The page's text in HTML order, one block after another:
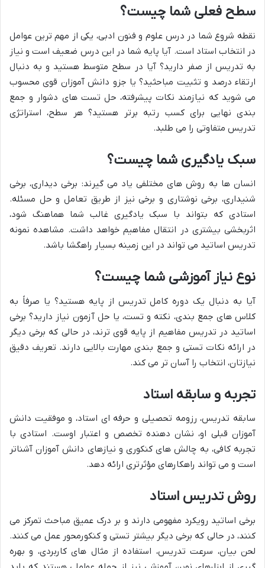
سطح فعلی شما چیست؟
نقطه شروع شما در درس علوم و فنون ادبی، یکی از مهم ترین عوامل
در انتخاب استاد است. آیا پایه شما در این درس ضعیف است و نیاز
به تدریس از صفر دارید؟ آیا در سطح متوسط هستید و به دنبال
ارتقاء درصد و تثبیت مباحثید؟ یا جزو دانش آموزان قوی محسوب
می شوید که نیازمند نکات پیشرفته، حل تست های دشوار و جمع
بندی نهایی برای کسب رتبه برتر هستید؟ هر سطح، استراتژی
تدریس متفاوتی را می طلبد.
سبک یادگیری شما چیست؟
انسان ها به روش های مختلفی یاد می گیرند: برخی دیداری، برخی
شنیداری، برخی نوشتاری و برخی نیز از طریق تعامل و حل مسئله.
استادی که بتواند با سبک یادگیری غالب شما هماهنگ شود،
اثربخشی بیشتری در انتقال مفاهیم خواهد داشت. مشاهده نمونه
تدریس اساتید می تواند در این زمینه بسیار راهگشا باشد.
نوع نیاز آموزشی شما چیست؟
آیا به دنبال یک دوره کامل تدریس از پایه هستید؟ یا صرفاً به
کلاس های جمع بندی، نکته و تست، یا حل آزمون نیاز دارید؟ برخی
اساتید در تدریس مفاهیم از پایه قوی ترند، در حالی که برخی دیگر
در ارائه نکات تستی و جمع بندی مهارت بالایی دارند. تعریف دقیق
نیازتان، انتخاب را آسان تر می کند.
تجربه و سابقه استاد
سابقه تدریس، رزومه تحصیلی و حرفه ای استاد، و موفقیت دانش
آموزان قبلی او، نشان دهنده تخصص و اعتبار اوست. استادی با
تجربه کافی، به چالش های کنکوری و نیازهای دانش آموزان آشناتر
است و می تواند راهکارهای مؤثرتری ارائه دهد.
روش تدریس استاد
برخی اساتید رویکرد مفهومی دارند و بر درک عمیق مباحث تمرکز می
کنند، در حالی که برخی دیگر بیشتر تستی و کنکورمحور عمل می کنند.
لحن بیان، سرعت تدریس، استفاده از مثال های کاربردی، و بهره